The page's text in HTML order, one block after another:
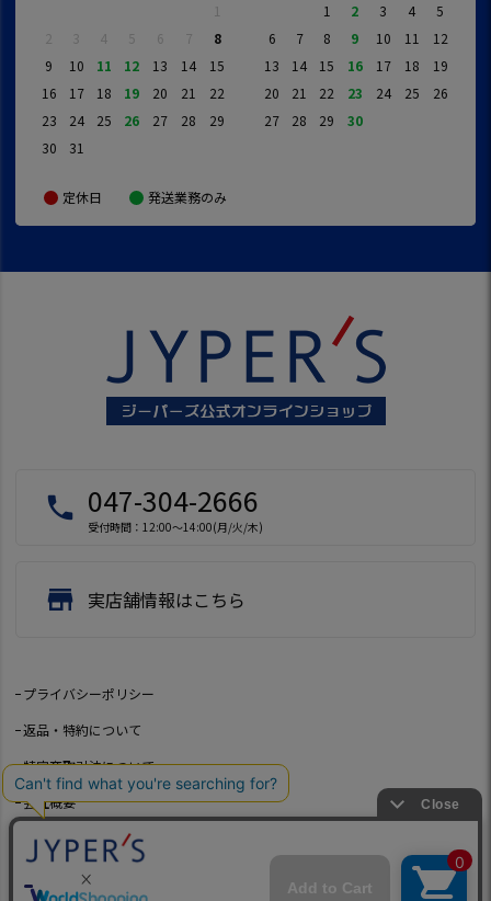
1
2
3 4 5 6 7
8
9
10 11 12 13 14
15
16
17 18 19 20 21
22
23
24 25 26 27 28
29
30
31
1 2 3 4
5
6
7 8 9 10 11
12
13
14 15 16 17 18
19
20
21 22 23 24 25
26
27
28 29 30
定休日 発送業務のみ
local_phone 047-304-2666
受付時間：12:00～14:00(月/火/木)
store 実店舗情報はこちら
プライバシーポリシー
返品・特約について
特定商取引法について
会社概要
よくあるご質問
お問い合わせ